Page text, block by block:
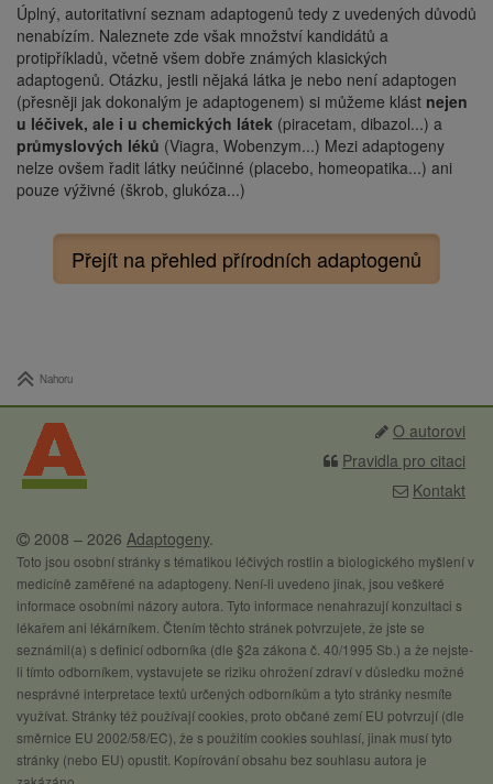
Úplný, autoritativní seznam adaptogenů tedy z uvedených důvodů
nenabízím. Naleznete zde však množství kandidátů a
protipříkladů, včetně všem dobře známých klasických
adaptogenů. Otázku, jestli nějaká látka je nebo není adaptogen
(přesněji jak dokonalým je adaptogenem) si můžeme klást nejen
u léčivek, ale i u chemických látek (piracetam, dibazol...) a
průmyslových léků (Viagra, Wobenzym...) Mezi adaptogeny
nelze ovšem řadit látky neúčinné (placebo, homeopatika...) ani
pouze výživné (škrob, glukóza...)
Přejít na přehled přírodních adaptogenů
Nahoru
O autorovi
Pravidla pro citaci
Kontakt
2008 – 2026 Adaptogeny.
Toto jsou osobní stránky s tématikou léčivých rostlin a biologického myšlení v
medicíně zaměřené na adaptogeny. Není-li uvedeno jinak, jsou veškeré
informace osobními názory autora. Tyto informace nenahrazují konzultaci s
lékařem ani lékárníkem. Čtením těchto stránek potvrzujete, že jste se
seznámil(a) s definicí odborníka (dle §2a zákona č. 40/1995 Sb.) a že nejste-
li tímto odborníkem, vystavujete se riziku ohrožení zdraví v důsledku možné
nesprávné interpretace textů určených odborníkům a tyto stránky nesmíte
využívat. Stránky též používají cookies, proto občané zemí EU potvrzují (dle
směrnice EU 2002/58/EC), že s použitím cookies souhlasí, jinak musí tyto
stránky (nebo EU) opustit. Kopírování obsahu bez souhlasu autora je